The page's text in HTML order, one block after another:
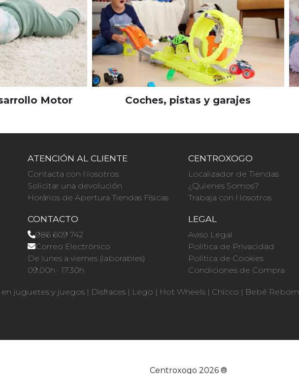
Motor Coches, pistas y garajes
ATENCIÓN AL CLIENTE
Contacta con Nosotros
Solicitar una devolución
Horários de Apertura Tiendas Físicas
CONTACTO
986 609 742
Correo Electrónico
De lunes a viernes (laborables)
09.00h · 17.30h
CENTROXOGO
Localizador de Tiendas
¿Quienes Somos?
Trabaja con Nosotros
LEGAL
Aviso Legal
Política de Privacidad
Política de Cookies
Condiciones de Compra
juguetes y juegos | Disfraces | Lego | Hot Wheels | Chicco | Bebé Reborn
Centroxogo 2026 ®